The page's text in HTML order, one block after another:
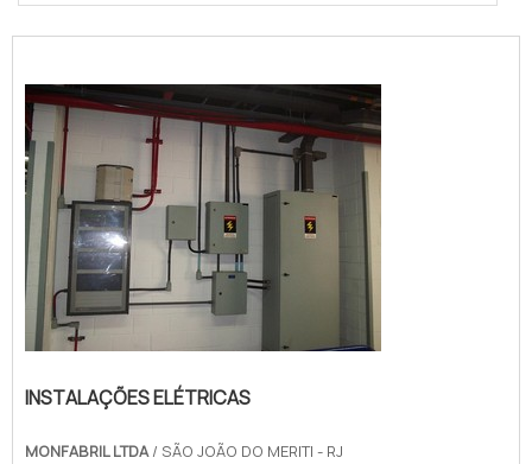
INSTALAÇÕES ELÉTRICAS
MONFABRIL LTDA/ SÃO JOÃO DO MERITI - RJ